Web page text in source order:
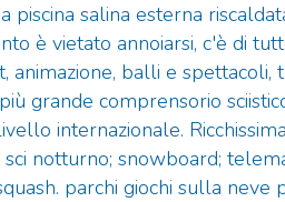
piscina salina esterna
è vietato annoiarsi, c'è di
animazione, balli e
grande comprensorio
internazionale.
notturno; snowboard;
parchi giochi sulla